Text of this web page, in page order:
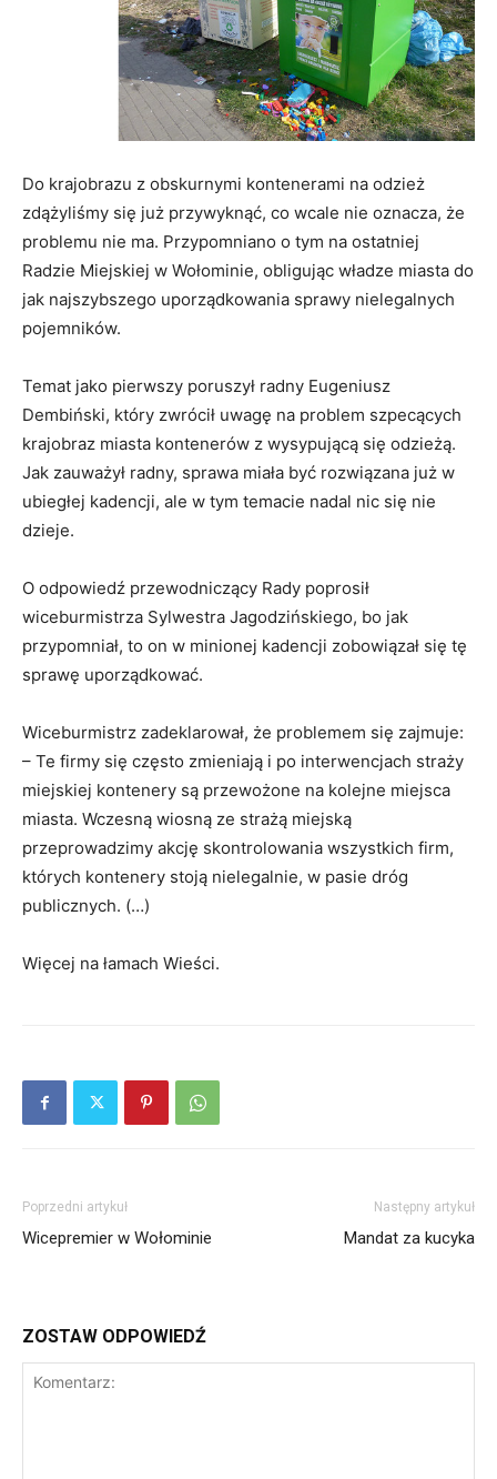
Do krajobrazu z obskurnymi kontenerami na odzież
zdążyliśmy się już przywyknąć, co wcale nie oznacza, że
problemu nie ma. Przypomniano o tym na ostatniej
Radzie Miejskiej w Wołominie, obligując władze miasta do
jak najszybszego uporządkowania sprawy nielegalnych
pojemników.
Temat jako pierwszy poruszył radny Eugeniusz
Dembiński, który zwrócił uwagę na problem szpecących
krajobraz miasta kontenerów z wysypującą się odzieżą.
Jak zauważył radny, sprawa miała być rozwiązana już w
ubiegłej kadencji, ale w tym temacie nadal nic się nie
dzieje.
O odpowiedź przewodniczący Rady poprosił
wiceburmistrza Sylwestra Jagodzińskiego, bo jak
przypomniał, to on w minionej kadencji zobowiązał się tę
sprawę uporządkować.
Wiceburmistrz zadeklarował, że problemem się zajmuje:
– Te firmy się często zmieniają i po interwencjach straży
miejskiej kontenery są przewożone na kolejne miejsca
miasta. Wczesną wiosną ze strażą miejską
przeprowadzimy akcję skontrolowania wszystkich firm,
których kontenery stoją nielegalnie, w pasie dróg
publicznych. (…)
Więcej na łamach Wieści.
Poprzedni artykuł
Wicepremier w Wołominie
Następny artykuł
Mandat za kucyka
ZOSTAW ODPOWIEDŹ